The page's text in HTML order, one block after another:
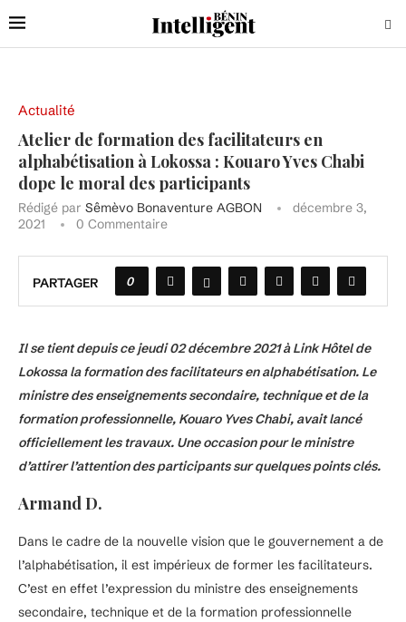
Actualité
Atelier de formation des facilitateurs en
alphabétisation à Lokossa : Kouaro Yves Chabi
dope le moral des participants
Rédigé par Sêmèvo Bonaventure AGBON
décembre 3,
2021
0 Commentaire
PARTAGER 0
Il se tient depuis ce jeudi 02 décembre 2021 à Link Hôtel de
Lokossa la formation des facilitateurs en alphabétisation. Le
ministre des enseignements secondaire, technique et de la
formation professionnelle, Kouaro Yves Chabi, avait lancé
officiellement les travaux. Une occasion pour le ministre
d’attirer l’attention des participants sur quelques points clés.
Armand D.
Dans le cadre de la nouvelle vision que le gouvernement a de
l’alphabétisation, il est impérieux de former les facilitateurs.
C’est en effet l’expression du ministre des enseignements
secondaire, technique et de la formation professionnelle